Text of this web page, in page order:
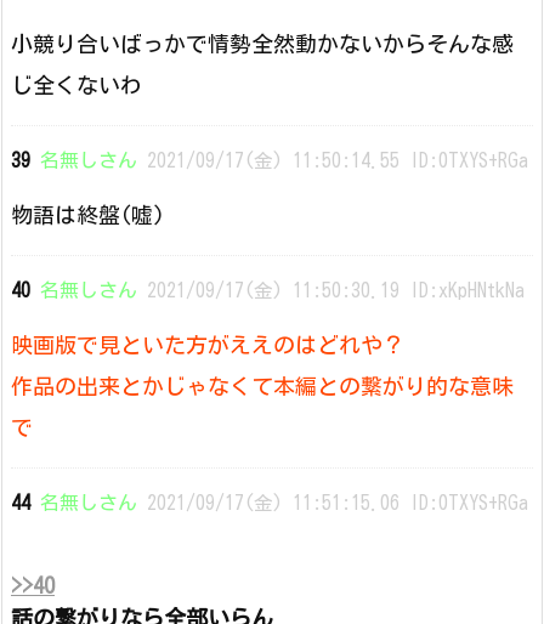
小競り合いばっかで情勢全然動かないからそんな感
じ全くないわ
39 名無しさん 2021/09/17(金) 11:50:14.55 ID:0TXYS+RGa
物語は終盤(嘘)
40 名無しさん 2021/09/17(金) 11:50:30.19 ID:xKpHNtkNa
映画版で見といた方がええのはどれや？
作品の出来とかじゃなくて本編との繋がり的な意味
で
44 名無しさん 2021/09/17(金) 11:51:15.06 ID:0TXYS+RGa
>>40
話の繋がりなら全部いらん